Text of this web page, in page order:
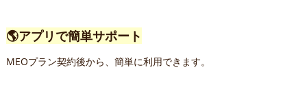
🌎アプリで簡単サポート
MEOプラン契約後から、簡単に利用できます。